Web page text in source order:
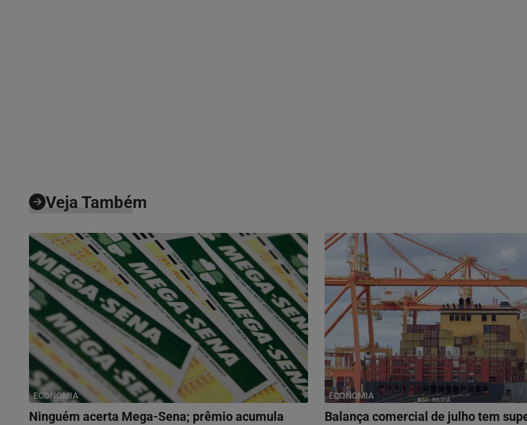
Veja Também
ECONOMIA
Ninguém acerta Mega-Sena; prêmio acumula
ECONOMIA
Balança comercial de julho tem